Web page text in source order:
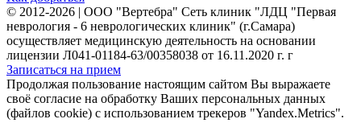
© 2012-2026 | ООО "Вертебра" Сеть клиник "ЛДЦ "Первая
неврология - 6 неврологических клиник" (г.Самара)
осуществляет медицинскую деятельность на основании
лицензии Л041-01184-63/00358038 от 16.11.2020 г. г
Записаться на прием
Продолжая пользование настоящим сайтом Вы выражаете
своё согласие на обработку Ваших персональных данных
(файлов cookie) с использованием трекеров "Yandex.Metrics".